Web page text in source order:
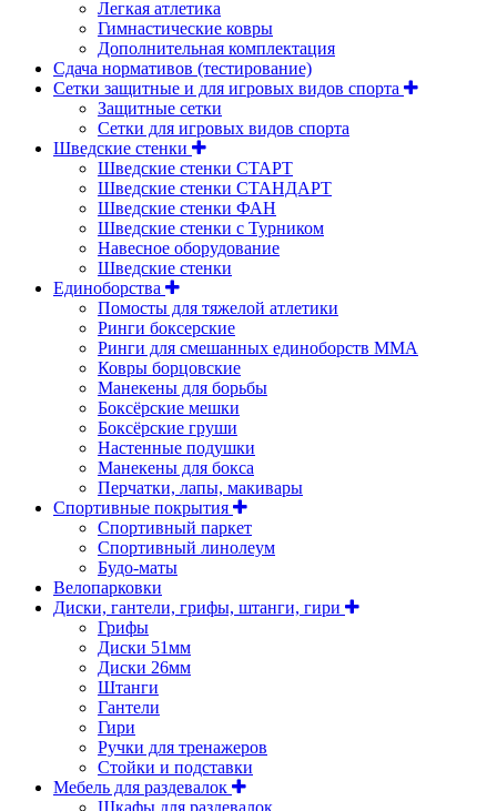
Легкая атлетика
Гимнастические ковры
Дополнительная комплектация
Сдача нормативов (тестирование)
Сетки защитные и для игровых видов спорта
Защитные сетки
Сетки для игровых видов спорта
Шведские стенки
Шведские стенки СТАРТ
Шведские стенки СТАНДАРТ
Шведские стенки ФАН
Шведские стенки с Турником
Навесное оборудование
Шведские стенки
Единоборства
Помосты для тяжелой атлетики
Ринги боксерские
Ринги для смешанных единоборств ММА
Ковры борцовские
Манекены для борьбы
Боксёрские мешки
Боксёрские груши
Настенные подушки
Манекены для бокса
Перчатки, лапы, макивары
Спортивные покрытия
Спортивный паркет
Спортивный линолеум
Будо-маты
Велопарковки
Диски, гантели, грифы, штанги, гири
Грифы
Диски 51мм
Диски 26мм
Штанги
Гантели
Гири
Ручки для тренажеров
Стойки и подставки
Мебель для раздевалок
Шкафы для раздевалок